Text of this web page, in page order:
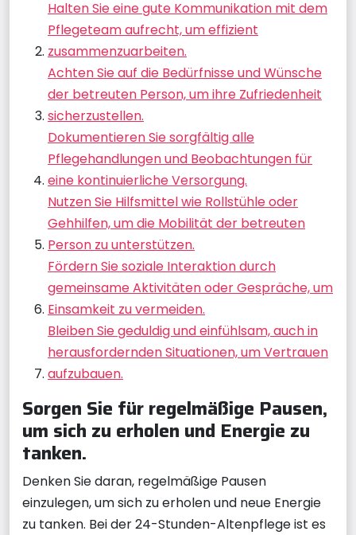
Halten Sie eine gute Kommunikation mit dem
Pflegeteam aufrecht, um effizient
zusammenzuarbeiten.
Achten Sie auf die Bedürfnisse und Wünsche
der betreuten Person, um ihre Zufriedenheit
sicherzustellen.
Dokumentieren Sie sorgfältig alle
Pflegehandlungen und Beobachtungen für
eine kontinuierliche Versorgung.
Nutzen Sie Hilfsmittel wie Rollstühle oder
Gehhilfen, um die Mobilität der betreuten
Person zu unterstützen.
Fördern Sie soziale Interaktion durch
gemeinsame Aktivitäten oder Gespräche, um
Einsamkeit zu vermeiden.
Bleiben Sie geduldig und einfühlsam, auch in
herausfordernden Situationen, um Vertrauen
aufzubauen.
Sorgen Sie für regelmäßige Pausen,
um sich zu erholen und Energie zu
tanken.
Denken Sie daran, regelmäßige Pausen
einzulegen, um sich zu erholen und neue Energie
zu tanken. Bei der 24-Stunden-Altenpflege ist es